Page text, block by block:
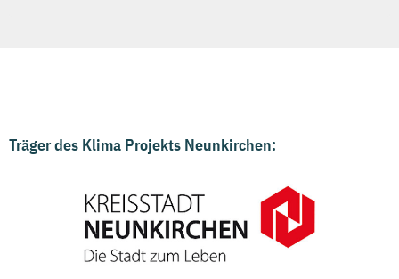
Träger des Klima Projekts Neunkirchen: